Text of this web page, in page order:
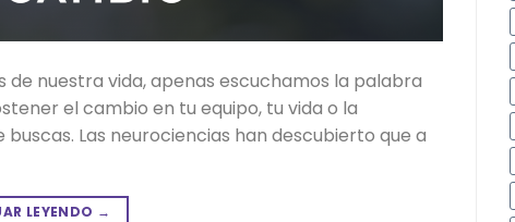
nuestra vida, apenas escuchamos la palabra
el cambio en tu equipo, tu vida o la
Las neurociencias han descubierto que a
LEYENDO →